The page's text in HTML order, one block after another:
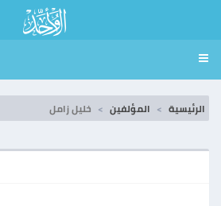
الرئيسية المؤلفين خليل زامل